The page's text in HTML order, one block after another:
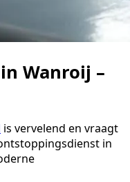
Wanroij –
is vervelend en vraagt
in